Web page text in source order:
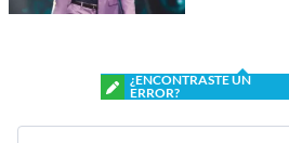
¿ENCONTRASTE UN
ERROR?